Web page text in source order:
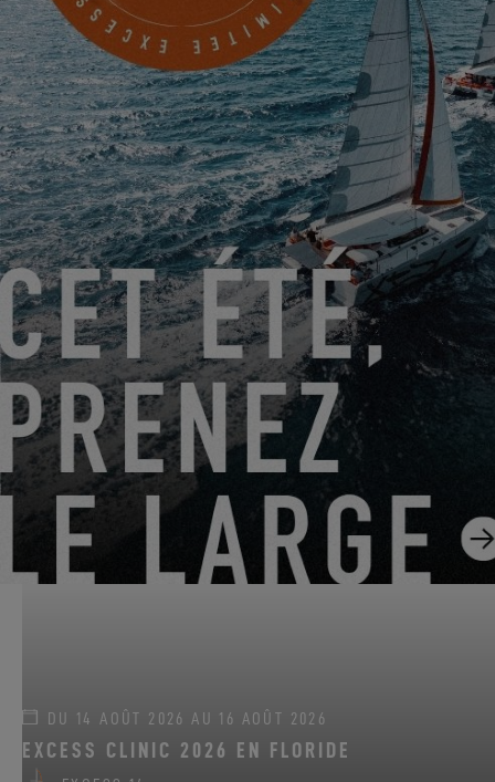
1019 Q Avenue
Anacortes, États-Unis
PRENDRE RENDEZ-VOUS
DU 22 JUIN 2026 AU 31 AOÛT 2026
GO SAILING AVEC EXCESS CET ÉTÉ !
EXCESS 11 EXCESS 13 EXCESS 14
DU 14 AOÛT 2026 AU 16 AOÛT 2026
EXCESS CLINIC 2026 EN FLORIDE